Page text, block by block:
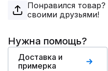
Понравился
своими друзьями!
Нужна помощь?
Доставка и
примерка